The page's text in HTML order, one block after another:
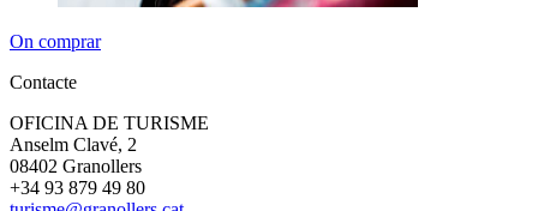
On comprar
Contacte
OFICINA DE TURISME
Anselm Clavé, 2
08402 Granollers
+34 93 879 49 80